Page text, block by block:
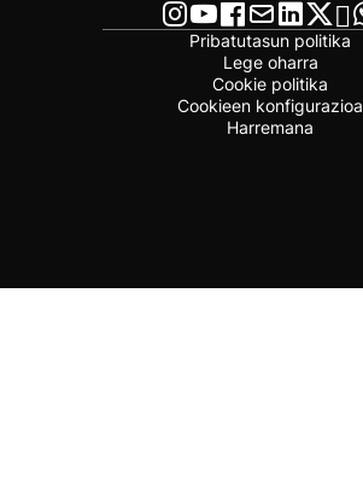
Pribatutasun politika
Lege oharra
Cookie politika
Cookieen konfigurazioa
Harremana